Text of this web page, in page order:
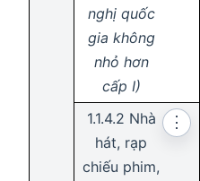
nghị quốc
gia không
nhỏ hơn
cấp I)
1.1.4.2 Nhà
hát, rạp
chiếu phim,
⋮